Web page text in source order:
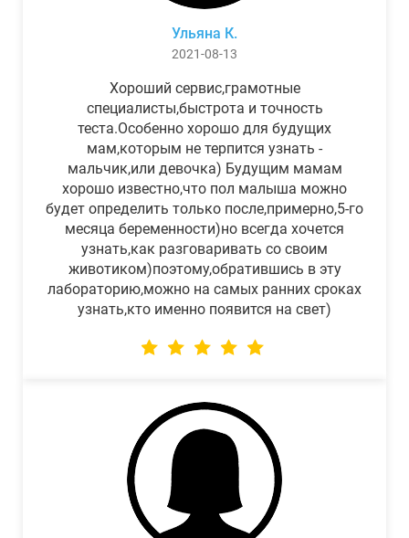
Ульяна К.
2021-08-13
Хороший сервис,грамотные
специалисты,быстрота и точность
теста.Особенно хорошо для будущих
мам,которым не терпится узнать -
мальчик,или девочка) Будущим мамам
хорошо известно,что пол малыша можно
будет определить только после,примерно,5-го
месяца беременности)но всегда хочется
узнать,как разговаривать со своим
животиком)поэтому,обратившись в эту
лабораторию,можно на самых ранних сроках
узнать,кто именно появится на свет)